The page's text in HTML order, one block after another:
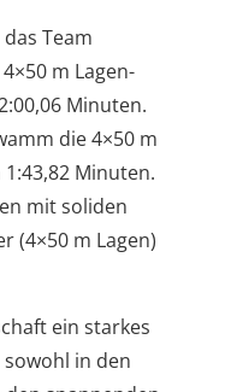
Team
m Lagen-
Minuten.
die 4×50 m
Minuten.
mit soliden
(4×50 m Lagen)
ein starkes
in den